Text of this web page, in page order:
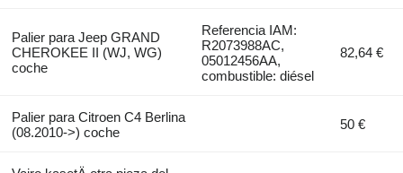
Palier para Jeep GRAND
CHEROKEE II (WJ, WG)
coche
Referencia IAM:
R2073988AC,
05012456AA,
combustible: diésel
82,64 €
Palier para Citroen C4 Berlina
(08.2010->) coche
50 €